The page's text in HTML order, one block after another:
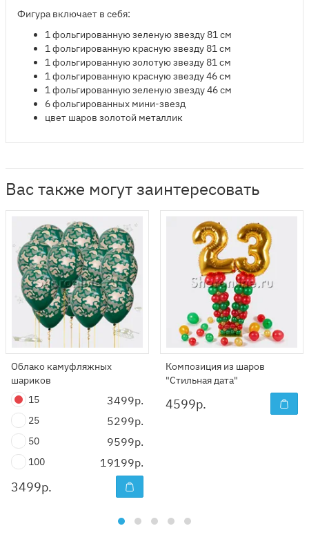
Фигура включает в себя:
​1 фольгированную зеленую звезду 81 см
1 фольгированную красную звезду 81 см
1 фольгированную золотую звезду 81 см
1 фольгированную красную звезду 46 см
1 фольгированную зеленую звезду 46 см
6 фольгированных мини-звезд
цвет шаров золотой металлик
Вас также могут заинтересовать
Облако камуфляжных
шариков
15
3499р.
25 5299р.
50 9599р.
100 19199р.
3499р.
Композиция из шаров
"Стильная дата"
4599р.